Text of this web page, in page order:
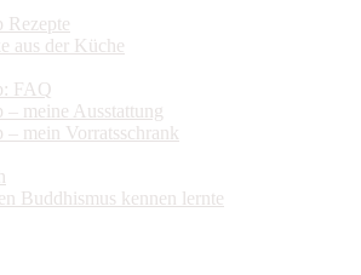
Rezepte
aus der Küche
FAQ
– meine Ausstattung
– mein Vorratsschrank
Buddhismus kennen lernte